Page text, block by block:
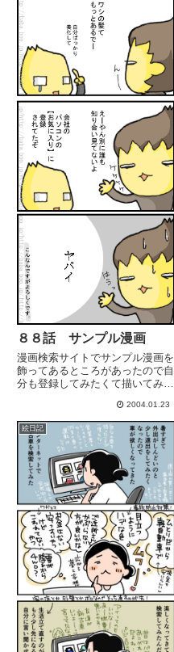
８８話 サンプル漫画
漫画検索サイトでサンプル漫画を
飾ってあるところがあったので自
分も登録してみたくて描いてみま
2004.01.23
絵日記